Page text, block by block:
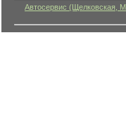
Автосервис (Щелковская,